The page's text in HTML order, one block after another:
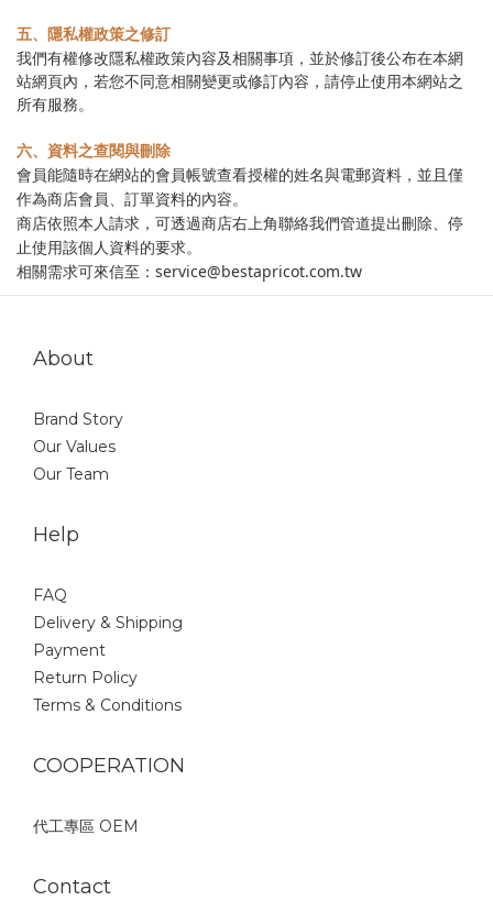
五、隱私權政策之修訂
我們有權修改隱私權政策內容及相關事項，並於修訂後公布在本網
站網頁內，若您不同意相關變更或修訂內容，請停止使用本網站之
所有服務。
六、資料之查閱與刪除
會員能隨時在網站的會員帳號查看授權的姓名與電郵資料，並且僅
作為商店會員、訂單資料的內容。
商店依照本人請求，可透過商店右上角聯絡我們管道提出刪除、停
止使用該個人資料的要求。
相關需求可來信至：service@bestapricot.com.tw
About
Brand Story
Our Values
Our Team
Help
FAQ
Delivery & Shipping
Payment
Return Policy
Terms & Conditions
COOPERATION
代工專區 OEM
Contact